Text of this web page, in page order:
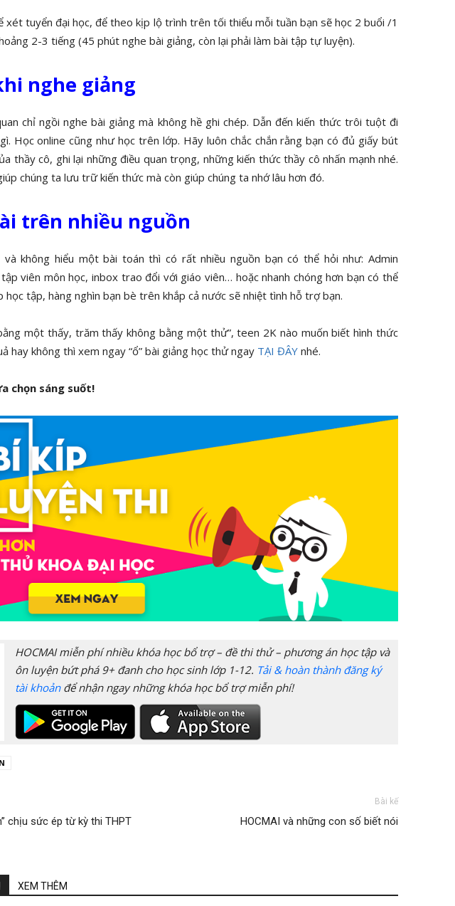
xét tuyển đại học, để theo kịp lộ trình trên tối thiểu mỗi tuần bạn sẽ học 2 buổi /1
2-3 tiếng (45 phút nghe bài giảng, còn lại phải làm bài tập tự luyện).
nghe giảng
chỉ ngồi nghe bài giảng mà không hề ghi chép. Dẫn đến kiến thức trôi tuột đi
Học online cũng như học trên lớp. Hãy luôn chắc chắn rằng bạn có đủ giấy bút
thầy cô, ghi lại những điều quan trọng, những kiến thức thầy cô nhấn mạnh nhé.
chúng ta lưu trữ kiến thức mà còn giúp chúng ta nhớ lâu hơn đó.
trên nhiều nguồn
và không hiểu một bài toán thì có rất nhiều nguồn bạn có thể hỏi như: Admin
viên môn học, inbox trao đổi với giáo viên… hoặc nhanh chóng hơn bạn có thể
học tập, hàng nghìn bạn bè trên khắp cả nước sẽ nhiệt tình hỗ trợ bạn.
một thấy, trăm thấy không bằng một thử”, teen 2K nào muốn biết hình thức
hay không thì xem ngay “ổ” bài giảng học thử ngay TẠI ĐÂY nhé.
chọn sáng suốt!
HOCMAI miễn phí nhiều khóa học bổ trợ – đề thi thử – phương án học tập và
ôn luyện bứt phá 9+ đanh cho học sinh lớp 1-12. Tải & hoàn thành đăng ký
tài khoảnđể nhận ngay những khóa học bổ trợ miễn phí!
chịu sức ép từ kỳ thi THPT
Bài kế
HOCMAI và những con số biết nói
XEM THÊM